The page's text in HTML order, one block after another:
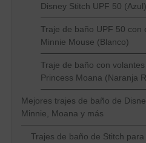
Disney Stitch UPF 50 (Azul)
Traje de baño UPF 50 con
Minnie Mouse (Blanco)
Traje de baño con
Princess Moana (Naranja
Mejores trajes de baño de
Minnie, Moana y más
Trajes de baño de Stitch